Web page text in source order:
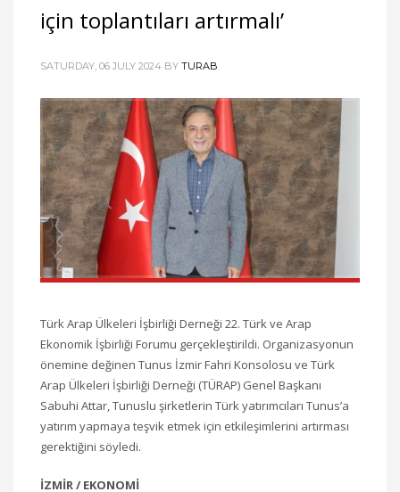
için toplantıları artırmalı’
SATURDAY, 06 JULY 2024 BY TURAB
Türk Arap Ülkeleri İşbirliği Derneği 22. Türk ve Arap
Ekonomik İşbirliği Forumu gerçekleştirildi. Organizasyonun
önemine değinen Tunus İzmir Fahri Konsolosu ve Türk
Arap Ülkeleri İşbirliği Derneği (TÜRAP) Genel Başkanı
Sabuhi Attar, Tunuslu şirketlerin Türk yatırımcıları Tunus’a
yatırım yapmaya teşvik etmek için etkileşimlerini artırması
gerektiğini söyledi.
İZMİR / EKONOMİ